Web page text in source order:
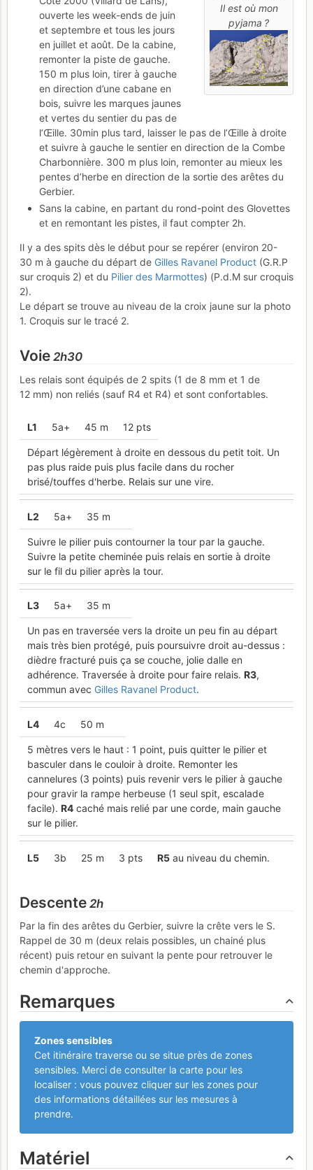
Il est où mon
pyjama ?
ouverte les week-ends de juin
et septembre et tous les jours
en juillet et août. De la cabine,
remonter la piste de gauche.
150 m plus loin, tirer à gauche
en direction d’une cabane en
bois, suivre les marques jaunes
et vertes du sentier du pas de
l’Œille. 30min plus tard, laisser le pas de l’Œille à droite
et suivre à gauche le sentier en direction de la Combe
Charbonnière. 300 m plus loin, remonter au mieux les
pentes d’herbe en direction de la sortie des arêtes du
Gerbier.
Sans la cabine, en partant du rond-point des Glovettes
et en remontant les pistes, il faut compter 2h.
Il y a des spits dès le début pour se repérer (environ 20-
30 m à gauche du départ de Gilles Ravanel Product (G.R.P
sur croquis 2) et du Pilier des Marmottes) (P.d.M sur croquis
2).
Le départ se trouve au niveau de la croix jaune sur la photo
1. Croquis sur le tracé 2.
Voie 2h30
Les relais sont équipés de 2 spits (1 de 8 mm et 1 de
12 mm) non reliés (sauf R4 et R4) et sont confortables.
L1 5a+ 45 m 12 pts
Départ légèrement à droite en dessous du petit toit. Un
pas plus raide puis plus facile dans du rocher
brisé/touffes d'herbe. Relais sur une vire.
L2 5a+ 35 m
Suivre le pilier puis contourner la tour par la gauche.
Suivre la petite cheminée puis relais en sortie à droite
sur le fil du pilier après la tour.
L3 5a+ 35 m
Un pas en traversée vers la droite un peu fin au départ
mais très bien protégé, puis poursuivre droit au-dessus :
dièdre fracturé puis ça se couche, jolie dalle en
adhérence. Traversée à droite pour faire relais. R3,
commun avec Gilles Ravanel Product.
L4 4c 50 m
5 mètres vers le haut : 1 point, puis quitter le pilier et
basculer dans le couloir à droite. Remonter les
cannelures (3 points) puis revenir vers le pilier à gauche
pour gravir la rampe herbeuse (1 seul spit, escalade
facile). R4caché mais relié par une corde, main gauche
sur le pilier.
L5 3b 25 m 3 pts R5au niveau du chemin.
Descente 2h
Par la fin des arêtes du Gerbier, suivre la crête vers le S.
Rappel de 30 m (deux relais possibles, un chainé plus
récent) puis retour en suivant la pente pour retrouver le
chemin d'approche.
Remarques
Zones sensibles
Cet itinéraire traverse ou se situe près de zones
sensibles. Merci de consulter la carte pour les
localiser : vous pouvez cliquer sur les zones pour
des informations détaillées sur les mesures à
prendre.
Matériel